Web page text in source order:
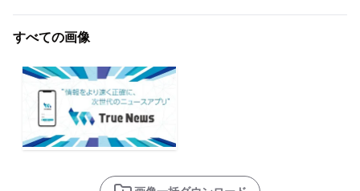
すべての画像